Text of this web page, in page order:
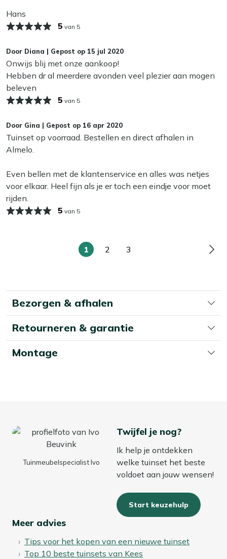
Grijze kleur:
combineren met andere accessoires, zodat je met
Bekijk meer Tuinsets
Bekijk meer Diningsets
mogelijk in topconditie houden? Berg hem in de herfst en
winter droog op. Zo blijven de kleuren langer mooi en
Hans
5 van 5
Door Diana | Gepost op 15 jul 2020
Onwijs blij met onze aankoop!
Hebben dr al meerdere avonden veel plezier aan mogen
beleven
5 van 5
Door Gina | Gepost op 16 apr 2020
Tuinset op voorraad. Bestellen en direct afhalen in
Almelo.
Even bellen met de klantenservice en alles was netjes
voor elkaar. Heel fijn als je er toch een eindje voor moet
rijden.
5 van 5
U
pagina
1
Pagina
2
Pagina
3
Bezorgen & afhalen
Retourneren & garantie
Montage
Tuinmeubelspecialist Ivo
Twijfel je nog?
Ik help je ontdekken
welke tuinset het beste
voldoet aan jouw wensen!
Start keuzehulp
Meer advies
Tips voor het kopen van een nieuwe tuinset
Top 10 beste tuinsets van Kees